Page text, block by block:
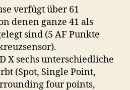
verfügt über 61
denen ganze 41 als
sind (5 AF Punkte
X sechs unterschiedliche
(Spot, Single Point,
four points,